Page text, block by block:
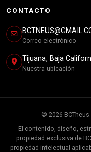
CONTACTO
Correo electrónico
Tijuana, Baja
Nuestra ubicación
© 2026
El contenido, diseño,
propiedad exclusiva de
propiedad intelectual